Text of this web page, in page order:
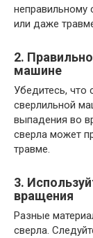
неправильному
или даже
2.
машине
Убедитесь, что
сверлильной
выпадения во
сверла может
травме.
3.
вращения
Разные
сверла.